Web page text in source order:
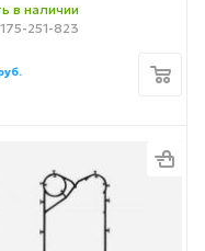
в наличии
251-823